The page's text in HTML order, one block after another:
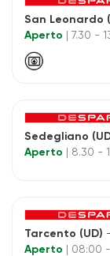
San Leonardo
Aperto
| 7.30 -
Sedegliano
Aperto
| 8.30 -
Tarcento (UD)
Aperto
| 08:00